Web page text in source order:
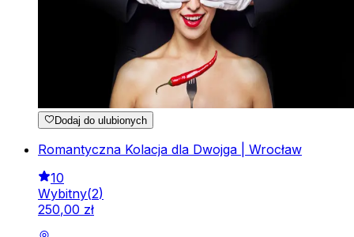
Dodaj do ulubionych
Romantyczna Kolacja dla Dwojga | Wrocław
10
Wybitny(2)
250,00 zł